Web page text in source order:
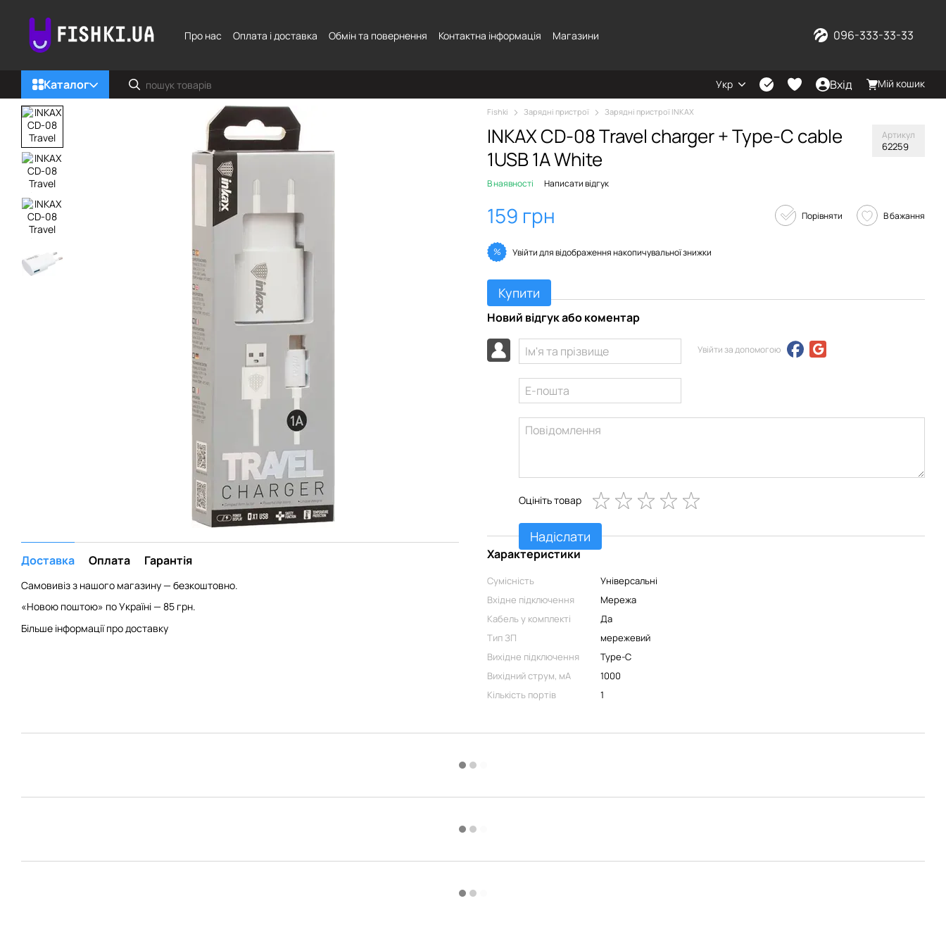
Про нас
Оплата і доставка Обмін та повернення Контактна інформація Магазини 096-333-33-33
Каталог Укр Вхід Мій кошик
Доставка Оплата Гарантія
Самовивіз з нашого магазину — безкоштовно.
«Новою поштою» по Україні — 85 грн.
Більше інформації про доставку
Fishki Зарядні пристрої Зарядні пристрої INKAX
INKAX CD-08 Travel charger + Type-C cable
1USB 1A White
Артикул
62259
В наявності Написати відгук
159 грн Порівняти В бажання
% Увійтидля відображення накопичувальної знижки
Купити
Новий відгук або коментар
Увійти за допомогою
Оцініть товар
Надіслати
Характеристики
Сумісність
Універсальні
Вхідне підключення
Мережа
Кабель у комплекті
Да
Тип ЗП
мережевий
Вихідне підключення
Type-C
Вихідний струм, мA
1000
Кількість портів
1